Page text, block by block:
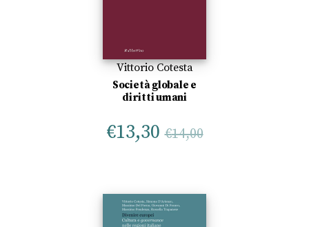
Vittorio Cotesta
Società globale e
diritti umani
€13,30 €14,00